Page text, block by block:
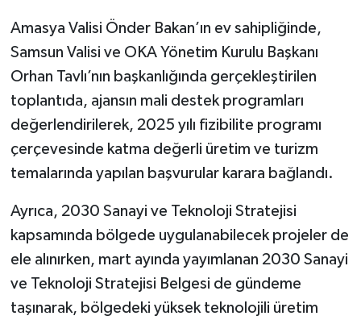
Amasya Valisi Önder Bakan’ın ev sahipliğinde,
Samsun Valisi ve OKA Yönetim Kurulu Başkanı
Orhan Tavlı’nın başkanlığında gerçekleştirilen
toplantıda, ajansın mali destek programları
değerlendirilerek, 2025 yılı fizibilite programı
çerçevesinde katma değerli üretim ve turizm
temalarında yapılan başvurular karara bağlandı.
Ayrıca, 2030 Sanayi ve Teknoloji Stratejisi
kapsamında bölgede uygulanabilecek projeler de
ele alınırken, mart ayında yayımlanan 2030 Sanayi
ve Teknoloji Stratejisi Belgesi de gündeme
taşınarak, bölgedeki yüksek teknolojili üretim